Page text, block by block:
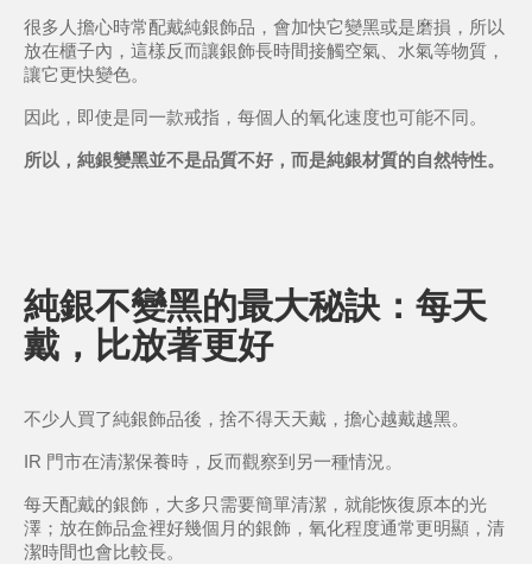
很多人擔心時常配戴純銀飾品，會加快它變黑或是磨損，所以
放在櫃子內，這樣反而讓銀飾長時間接觸空氣、水氣等物質，
讓它更快變色。
因此，即使是同一款戒指，每個人的氧化速度也可能不同。
所以，純銀變黑並不是品質不好，而是純銀材質的自然特性。
純銀不變黑的最大秘訣：每天
戴，比放著更好
不少人買了純銀飾品後，捨不得天天戴，擔心越戴越黑。
IR 門市在清潔保養時，反而觀察到另一種情況。
每天配戴的銀飾，大多只需要簡單清潔，就能恢復原本的光
澤；放在飾品盒裡好幾個月的銀飾，氧化程度通常更明顯，清
潔時間也會比較長。